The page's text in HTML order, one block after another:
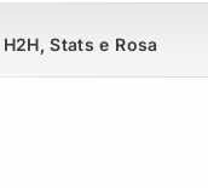
Stats e Rosa